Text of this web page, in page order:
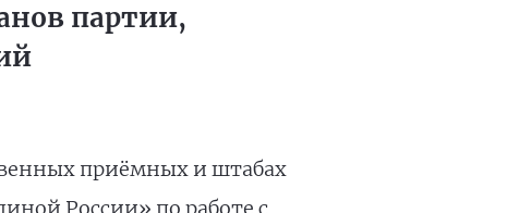
партии,
приёмных и штабах